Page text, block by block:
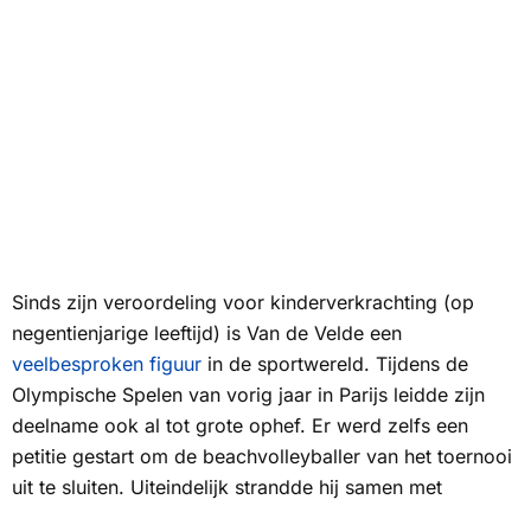
Sinds zijn veroordeling voor kinderverkrachting (op
negentienjarige leeftijd) is Van de Velde een
veelbesproken figuur in de sportwereld. Tijdens de
Olympische Spelen van vorig jaar in Parijs leidde zijn
deelname ook al tot grote ophef. Er werd zelfs een
petitie gestart om de beachvolleyballer van het toernooi
uit te sluiten. Uiteindelijk strandde hij samen met